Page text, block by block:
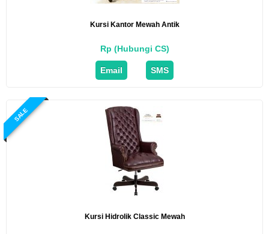
Kursi Kantor Mewah Antik
Rp (Hubungi CS)
Email SMS
SALE
Kursi Hidrolik Classic Mewah